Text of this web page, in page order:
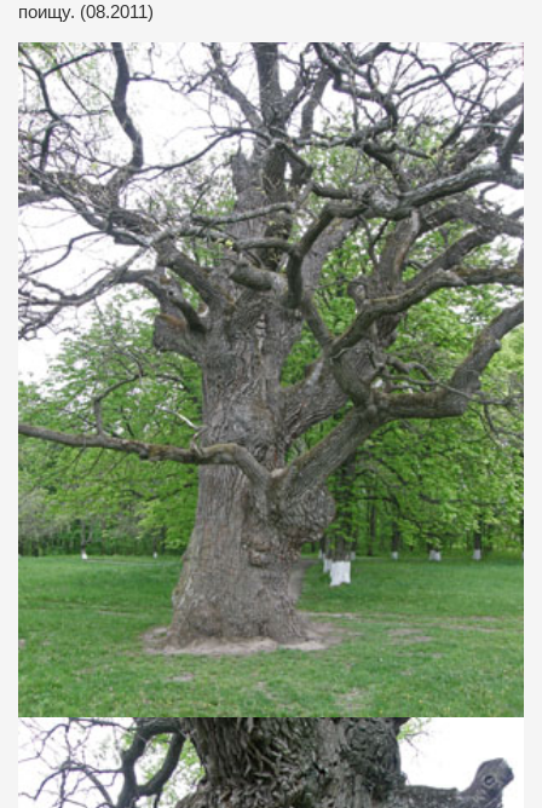
поищу. (08.2011)